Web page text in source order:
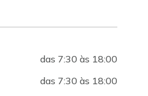
das 7:30 às 18:00
das 7:30 às 18:00